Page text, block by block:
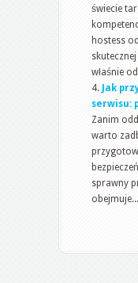
świecie
hostess
właśnie
Jak
serwisu:
Zanim
warto
sprawny
obejmuje...